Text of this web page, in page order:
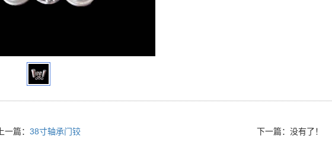
上一篇：38寸轴承门铰 下一篇：没有了！